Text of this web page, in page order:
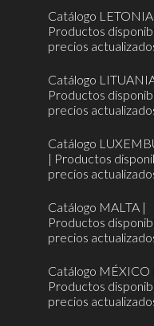
Catálogo LETONIA
Productos
precios
Catálogo
Productos
precios
Catálogo
| Productos
precios
Catálogo MALTA |
Productos
precios
Catálogo MÉXICO |
Productos
precios